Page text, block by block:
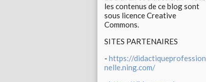
les contenus de ce blog sont
sous licence Creative
Commons.
SITES PARTENAIRES
- https://didactiqueprofession
nelle.ning.com/